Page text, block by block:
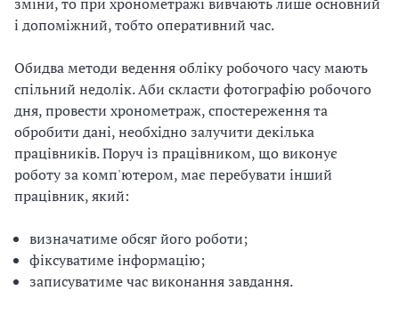
і допоміжний, тобто оперативний час.
Обидва методи ведення обліку робочого часу мають
спільний недолік. Аби скласти фотографію робочого
дня, провести хронометраж, спостереження та
обробити дані, необхідно залучити декілька
працівників. Поруч із працівником, що виконує
роботу за комп'ютером, має перебувати інший
працівник, який:
визначатиме обсяг його роботи;
фіксуватиме інформацію;
записуватиме час виконання завдання.